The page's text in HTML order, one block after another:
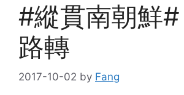
#縱貫南朝鮮#
路轉
2017-10-02 by Fang